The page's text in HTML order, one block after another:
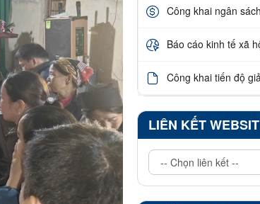
Công khai ngân sách
Báo cáo kinh tế xã
Công khai tiến độ
LIÊN KẾT